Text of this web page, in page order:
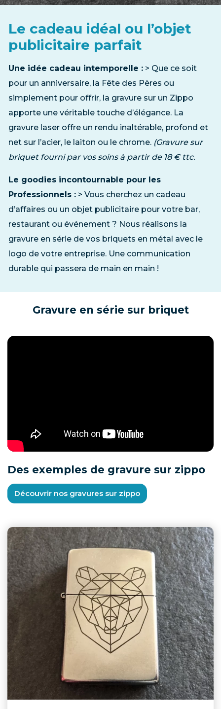
Le cadeau idéal ou l’objet
publicitaire parfait
Une idée cadeau intemporelle : > Que ce soit
pour un anniversaire, la Fête des Pères ou
simplement pour offrir, la gravure sur un Zippo
apporte une véritable touche d’élégance. La
gravure laser offre un rendu inaltérable, profond et
net sur l’acier, le laiton ou le chrome. (Gravure sur
briquet fourni par vos soins à partir de 18 € ttc.
Le goodies incontournable pour les
Professionnels : > Vous cherchez un cadeau
d’affaires ou un objet publicitaire pour votre bar,
restaurant ou événement ? Nous réalisons la
gravure en série de vos briquets en métal avec le
logo de votre entreprise. Une communication
durable qui passera de main en main !
Gravure en série sur briquet
Des exemples de gravure sur zippo
Découvrir nos gravures sur zippo